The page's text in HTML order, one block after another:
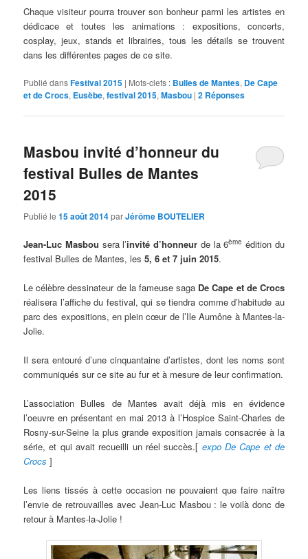
Chaque visiteur pourra trouver son bonheur parmi les artistes en
dédicace et toutes les animations : expositions, concerts,
cosplay, jeux, stands et librairies, tous les détails se trouvent
dans les différentes pages de ce site.
Publié dansFestival 2015 | Mots-clefs : Bulles de Mantes, De Cape
et de Crocs, Eusèbe,festival 2015,Masbou |2 Réponses
Masbou invité d’honneur du
festival Bulles de Mantes
2015
Publié le15 août 2014parJérôme BOUTELIER
Jean-Luc Masbou sera l’invité d’honneur de la 6ème édition du
festival Bulles de Mantes, les5, 6 et 7 juin 2015.
Le célèbre dessinateur de la fameuse saga De Cape et de Crocs
réalisera l’affiche du festival, qui se tiendra comme d’habitude au
parc des expositions, en plein cœur de l’Ile Aumône à Mantes-la-
Jolie.
Il sera entouré d’une cinquantaine d’artistes, dont les noms sont
communiqués sur ce site au fur et à mesure de leur confirmation.
L’association Bulles de Mantes avait déjà mis en évidence
l’oeuvre en présentant en mai 2013 à l’Hospice Saint-Charles de
Rosny-sur-Seine la plus grande exposition jamais consacrée à la
série, et qui avait recueilli un réel succès.[ expo De Cape et de
Crocs ]
Les liens tissés à cette occasion ne pouvaient que faire naître
l’envie de retrouvailles avec Jean-Luc Masbou : le voilà donc de
retour à Mantes-la-Jolie !